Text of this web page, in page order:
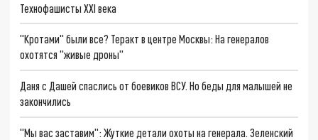
Технофашисты XXI века
"Кротами" были все? Теракт в центре Москвы: На генералов
охотятся "живые дроны"
Даня с Дашей спаслись от боевиков ВСУ. Но беды для малышей не
закончились
"Мы вас заставим": Жуткие детали охоты на генерала. Зеленский